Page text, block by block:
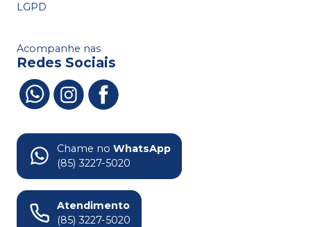
LGPD
Acompanhe nas
Redes Sociais
Chame no WhatsApp
(85) 3227-5020
Atendimento
(85) 3227-5020